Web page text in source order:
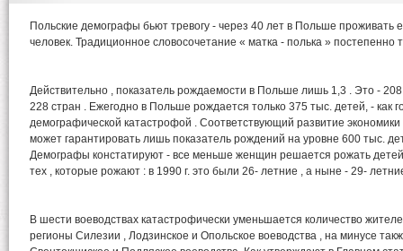
Польские демографы бьют тревогу - через 40 лет в Польше проживать
человек. Традиционное словосочетание « матка - полька » постепенно
Действительно , показатель рождаемости в Польше лишь 1,3 . Это -
228 стран . Ежегодно в Польше рождается только 375 тыс. детей, - как
демографической катастрофой . Соответствующий развитие
может гарантировать лишь показатель рождений на уровне 600 тыс.
Демографы констатируют - все меньше женщин решается рожать детей
тех , которые рожают : в 1990 г. это были 26- летние , а ныне - 29-
В шести воеводствах катастрофически уменьшается количество
регионы Силезии , Лодзинское и Опольское воеводства , на минусе